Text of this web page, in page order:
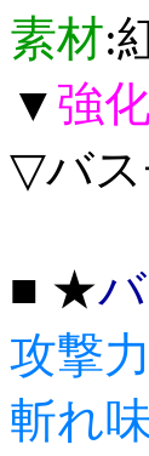
素材:
▼ 強
▽バス
■ ★
攻撃力
斬れ味